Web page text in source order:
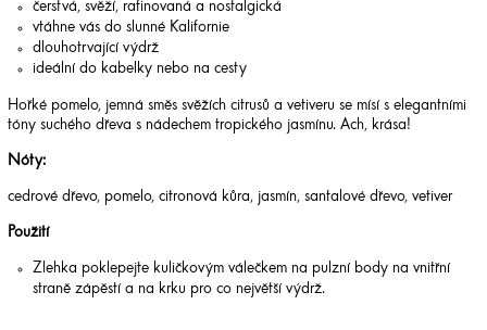
čerstvá, svěží, rafinovaná a nostalgická
vtáhne vás do slunné Kalifornie
dlouhotrvající výdrž
ideální do kabelky nebo na cesty
Hořké pomelo, jemná směs svěžích citrusů a vetiveru se mísí s elegantními
tóny suchého dřeva s nádechem tropického jasmínu. Ach, krása!
Nóty:
cedrové dřevo, pomelo, citronová kůra, jasmín, santalové dřevo, vetiver
Použití
Zlehka poklepejte kuličkovým válečkem na pulzní body na vnitřní
straně zápěstí a na krku pro co největší výdrž.